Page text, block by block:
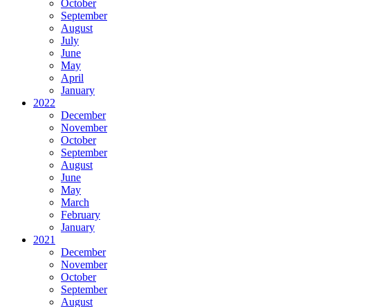
October
September
August
July
June
May
April
January
2022
December
November
October
September
August
June
May
March
February
January
2021
December
November
October
September
August